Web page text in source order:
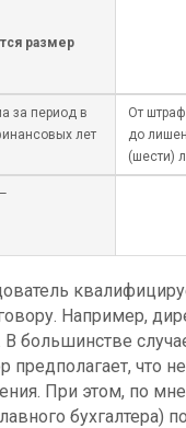
размер
за период в
лет
От
до
(шести)
Например,
большинстве
что
При этом, по
бухгалтера)